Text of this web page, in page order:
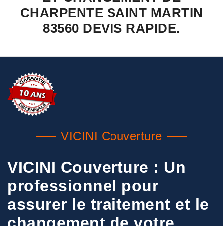
CHARPENTE SAINT MARTIN
83560 DEVIS RAPIDE.
VICINI Couverture
VICINI Couverture : Un
professionnel pour
assurer le traitement et le